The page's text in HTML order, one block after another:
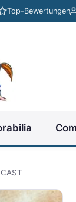
Top-Bewertungen